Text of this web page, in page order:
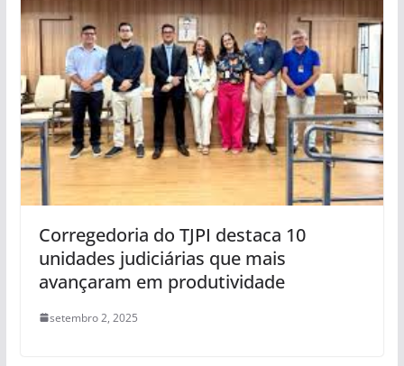
Corregedoria do TJPI destaca 10
unidades judiciárias que mais
avançaram em produtividade
setembro 2, 2025